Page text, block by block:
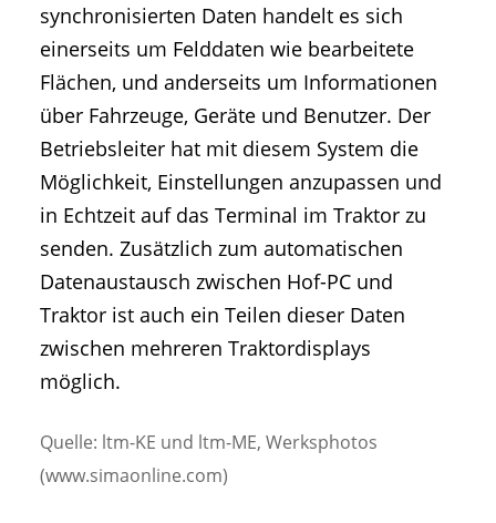
synchronisierten Daten handelt es sich
einerseits um Felddaten wie bearbeitete
Flächen, und anderseits um Informationen
über Fahrzeuge, Geräte und Benutzer. Der
Betriebsleiter hat mit diesem System die
Möglichkeit, Einstellungen anzupassen und
in Echtzeit auf das Terminal im Traktor zu
senden. Zusätzlich zum automatischen
Datenaustausch zwischen Hof-PC und
Traktor ist auch ein Teilen dieser Daten
zwischen mehreren Traktordisplays
möglich.
Quelle: ltm-KE und ltm-ME, Werksphotos
(www.simaonline.com)